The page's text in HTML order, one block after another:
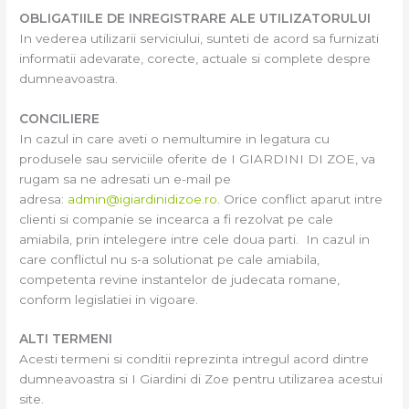
OBLIGATIILE DE INREGISTRARE ALE UTILIZATORULUI
In vederea utilizarii serviciului, sunteti de acord sa furnizati
informatii adevarate, corecte, actuale si complete despre
dumneavoastra.
CONCILIERE
In cazul in care aveti o nemultumire in legatura cu
produsele sau serviciile oferite de I GIARDINI DI ZOE, va
rugam sa ne adresati un e-mail pe
adresa: admin@igiardinidizoe.ro . Orice conflict aparut intre
clienti si companie se incearca a fi rezolvat pe cale
amiabila, prin intelegere intre cele doua parti. In cazul in
care conflictul nu s-a solutionat pe cale amiabila,
competenta revine instantelor de judecata romane,
conform legislatiei in vigoare.
ALTI TERMENI
Acesti termeni si conditii reprezinta intregul acord dintre
dumneavoastra si I Giardini di Zoe pentru utilizarea acestui
site.